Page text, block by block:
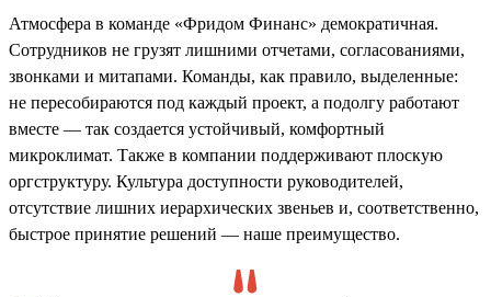
Атмосфера в команде «Фридом Финанс» демократичная.
Сотрудников не грузят лишними отчетами, согласованиями,
звонками и митапами. Команды, как правило, выделенные:
не пересобираются под каждый проект, а подолгу работают
вместе — так создается устойчивый, комфортный
микроклимат. Также в компании поддерживают плоскую
оргструктуру. Культура доступности руководителей,
отсутствие лишних иерархических звеньев и, соответственно,
быстрое принятие решений — наше преимущество.